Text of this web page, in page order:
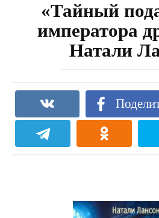
«Тайный
императора
Натали